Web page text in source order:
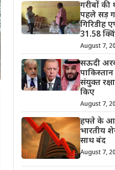
गरीबों
पहले सड़
गिरिडीह
31.58
August 7,
सऊदी
संयुक्त
किए
August 7,
हफ्ते के
भारतीय
साथ बंद
August 7,